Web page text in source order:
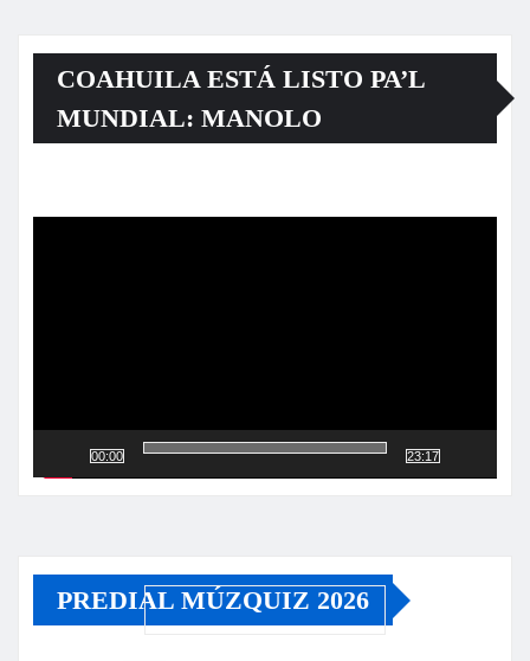
COAHUILA ESTÁ LISTO PA’L
MUNDIAL: MANOLO
00:00 23:17
PREDIAL MÚZQUIZ 2026